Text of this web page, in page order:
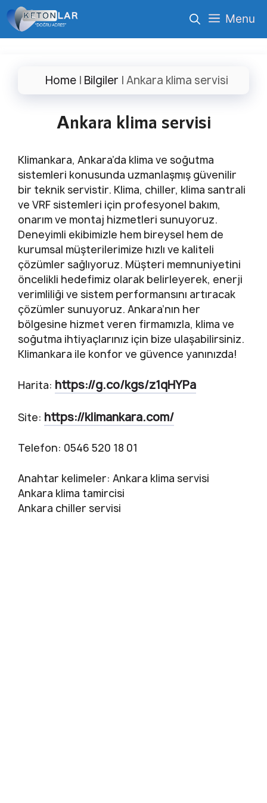
İçeriğe
atla
Menu
Home| Bilgiler | Ankara klima servisi
Ankara klima servisi
Klimankara, Ankara’da klima ve soğutma
sistemleri konusunda uzmanlaşmış güvenilir
bir teknik servistir. Klima, chiller, klima santrali
ve VRF sistemleri için profesyonel bakım,
onarım ve montaj hizmetleri sunuyoruz.
Deneyimli ekibimizle hem bireysel hem de
kurumsal müşterilerimize hızlı ve kaliteli
çözümler sağlıyoruz. Müşteri memnuniyetini
öncelikli hedefimiz olarak belirleyerek, enerji
verimliliği ve sistem performansını artıracak
çözümler sunuyoruz. Ankara’nın her
bölgesine hizmet veren firmamızla, klima ve
soğutma ihtiyaçlarınız için bize ulaşabilirsiniz.
Klimankara ile konfor ve güvence yanınızda!
Harita: https://g.co/kgs/z1qHYPa
Site: https://klimankara.com/
Telefon: 0546 520 18 01
Anahtar kelimeler: Ankara klima servisi
Ankara klima tamircisi
Ankara chiller servisi